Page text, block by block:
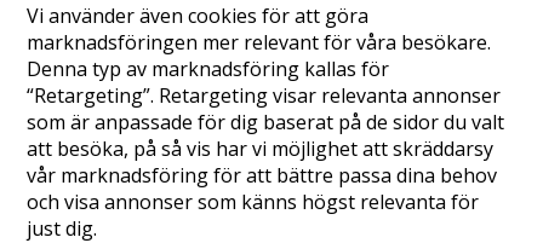
Vi använder även cookies för att göra
marknadsföringen mer relevant för våra besökare.
Denna typ av marknadsföring kallas för
“Retargeting”. Retargeting visar relevanta annonser
som är anpassade för dig baserat på de sidor du valt
att besöka, på så vis har vi möjlighet att skräddarsy
vår marknadsföring för att bättre passa dina behov
och visa annonser som känns högst relevanta för
just dig.